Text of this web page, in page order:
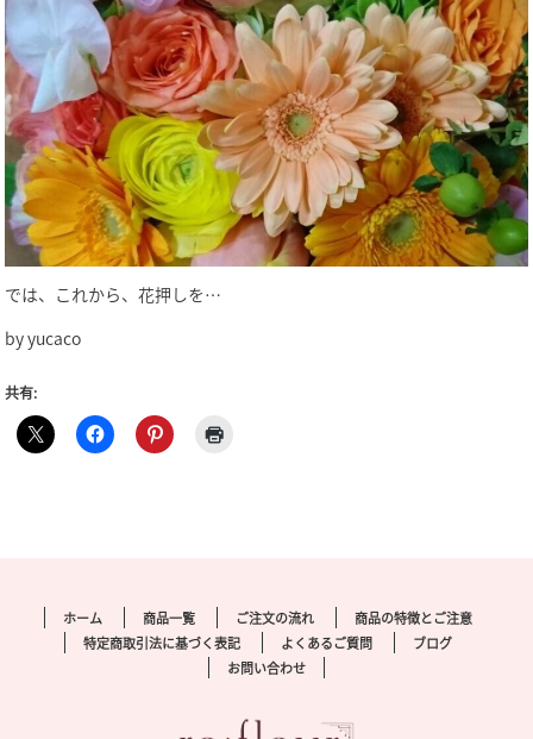
では、これから、花押しを…
by yucaco
共有:
ホーム 商品一覧 ご注文の流れ
商品の特徴とご注意
特定商取引法に基づく表記
よくあるご質問
ブログ
お問い合わせ